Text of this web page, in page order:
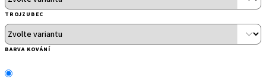
TROJZUBEC
BARVA KOVÁNÍ